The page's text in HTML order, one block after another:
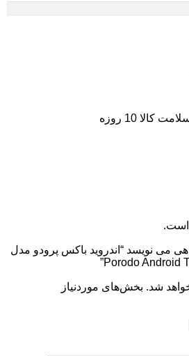
کالا 10 روزه
است.
می نویسد “اندروید باکس پرودو مدل
Porodo Android
شد. بخش‌های موردنیاز